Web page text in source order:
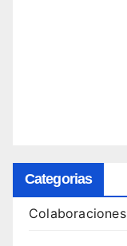
Categorias
Colaboraciones